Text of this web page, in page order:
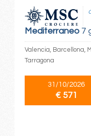
Mediterraneo7
Valencia, Barcellona,
Tarragona
31/10/2026
€ 571